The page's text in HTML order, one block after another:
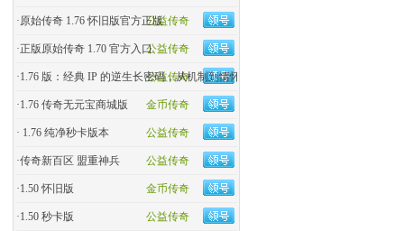
公益传奇
·原始传奇 1.76 怀旧版官方正版
公益传奇
·正版原始传奇 1.70 官方入口
公益传奇
·1.76 版：经典 IP 的逆生长密码，从机制到情怀的全民�
金币传奇
·1.76 传奇无元宝商城版
公益传奇
· 1.76 纯净秒卡版本
公益传奇
·传奇新百区 盟重神兵
金币传奇
·1.50 怀旧版
公益传奇
·1.50 秒卡版